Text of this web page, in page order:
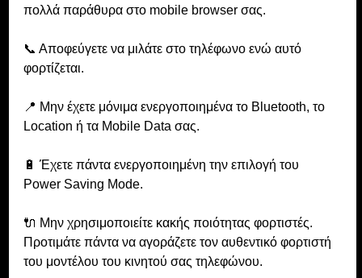
πολλά παράθυρα στο mobile browser σας.
📞 Αποφεύγετε να μιλάτε στο τηλέφωνο ενώ αυτό
φορτίζεται.
📍 Μην έχετε μόνιμα ενεργοποιημένα το Bluetooth, το
Location ή τα Mobile Data σας.
🔋 Έχετε πάντα ενεργοποιημένη την επιλογή του
Power Saving Mode.
🔌 Μην χρησιμοποιείτε κακής ποιότητας φορτιστές.
Προτιμάτε πάντα να αγοράζετε τον αυθεντικό φορτιστή
του μοντέλου του κινητού σας τηλεφώνου.